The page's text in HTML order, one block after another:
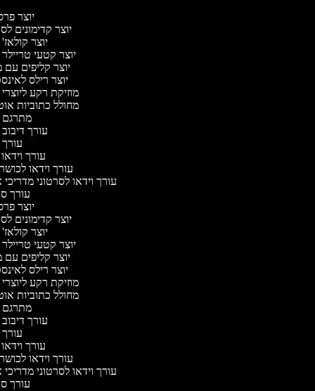
יוצר
יוצר קדימונים
יוצר
יוצר קטעי
יוצר קליפים
יוצר רילס
מוזיקת רקע
מחולל כתוביות
עורך
עורך
עורך וידאו
עורך וידאו לסרטוני
עורך
יוצר
יוצר קדימונים
יוצר
יוצר קטעי
יוצר קליפים
יוצר רילס
מוזיקת רקע
מחולל כתוביות
עורך
עורך
עורך וידאו
עורך וידאו לסרטוני
עורך